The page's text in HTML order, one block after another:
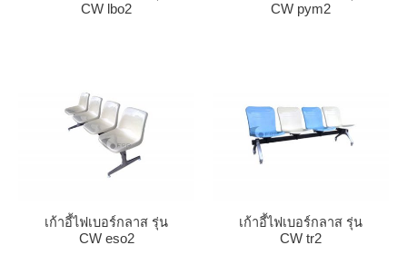
CW lbo2
CW pym2
เก้าอี้ไฟเบอร์กลาส รุ่น
CW eso2
เก้าอี้ไฟเบอร์กลาส รุ่น
CW tr2